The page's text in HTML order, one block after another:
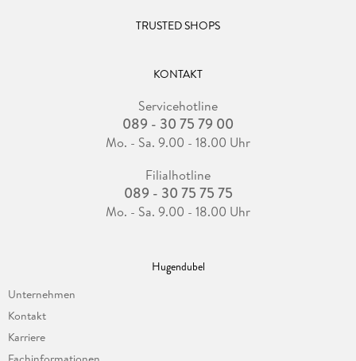
TRUSTED SHOPS
KONTAKT
Servicehotline
089 - 30 75 79 00
Mo. - Sa. 9.00 - 18.00 Uhr
Filialhotline
089 - 30 75 75 75
Mo. - Sa. 9.00 - 18.00 Uhr
Hugendubel
Unternehmen
Kontakt
Karriere